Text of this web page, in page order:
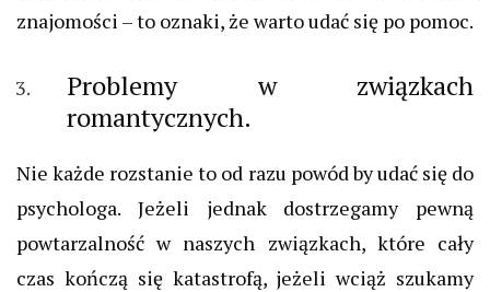
znajomości – to oznaki, że warto udać się po pomoc.
Problemy w związkach
romantycznych.
Nie każde rozstanie to od razu powód by udać się do
psychologa. Jeżeli jednak dostrzegamy pewną
powtarzalność w naszych związkach, które cały
czas kończą się katastrofą, jeżeli wciąż szukamy